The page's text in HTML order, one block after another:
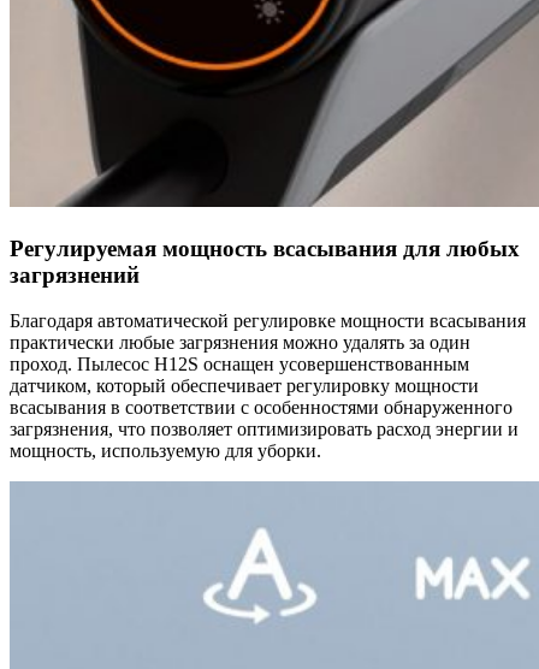
Регулируемая мощность всасывания для любых
загрязнений
Благодаря автоматической регулировке мощности всасывания
практически любые загрязнения можно удалять за один
проход. Пылесос Н12S оснащен усовершенствованным
датчиком, который обеспечивает регулировку мощности
всасывания в соответствии с особенностями обнаруженного
загрязнения, что позволяет оптимизировать расход энергии и
мощность, используемую для уборки.